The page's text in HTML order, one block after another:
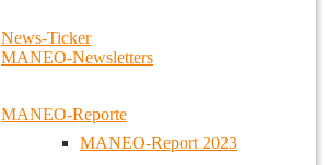
News-Ticker
MANEO-Newsletters
MANEO-Reporte
MANEO-Report 2023